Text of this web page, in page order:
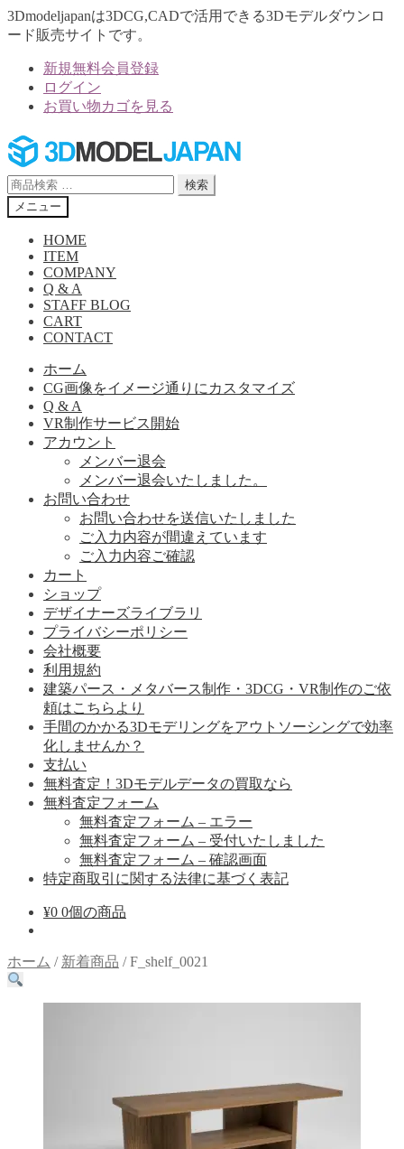
3Dmodeljapanは3DCG,CADで活用できる3Dモデルダウンロ
ード販売サイトです。
新規無料会員登録
ログイン
お買い物カゴを見る
ナ
ビ
ゲ
ー
シ
コ
ン
テ
ン
ツ
検
索
対
検索
メニュー
HOME
ITEM
COMPANY
Q & A
STAFF BLOG
CART
CONTACT
ホーム
CG画像をイメージ通りにカスタマイズ
Q & A
VR制作サービス開始
アカウント
メンバー退会
メンバー退会いたしました。
お問い合わせ
お問い合わせを送信いたしました
ご入力内容が間違えています
ご入力内容ご確認
カート
ショップ
デザイナーズライブラリ
プライバシーポリシー
会社概要
利用規約
建築パース・メタバース制作・3DCG・VR制作のご依
頼はこちらより
手間のかかる3Dモデリングをアウトソーシングで効率
化しませんか？
支払い
無料査定！3Dモデルデータの買取なら
無料査定フォーム
無料査定フォーム – エラー
無料査定フォーム – 受付いたしました
無料査定フォーム – 確認画面
特定商取引に関する法律に基づく表記
¥0 0個の商品
ホーム / 新着商品 /F_shelf_0021